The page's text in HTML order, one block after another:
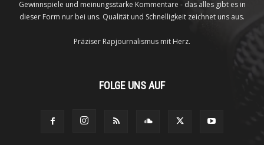
Gewinnspiele und meinungsstarke Kommentare - das alles gibt es in
dieser Form nur bei uns. Qualität und Schnelligkeit zeichnet uns aus.
Präziser Rapjournalismus mit Herz.
FOLGE UNS AUF